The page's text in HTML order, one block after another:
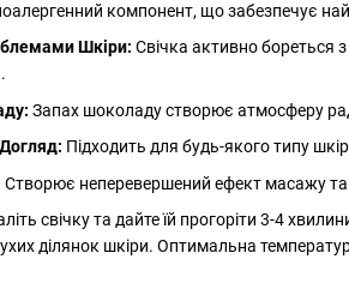
компонент, що забезпечує
Шкіри: Свічка активно бореться
Запах шоколаду створює атмосферу
Підходить для будь-якого типу
Створює неперевершений ефект масажу та
свічку та дайте їй прогоріти 3-4
ділянок шкіри. Оптимальна